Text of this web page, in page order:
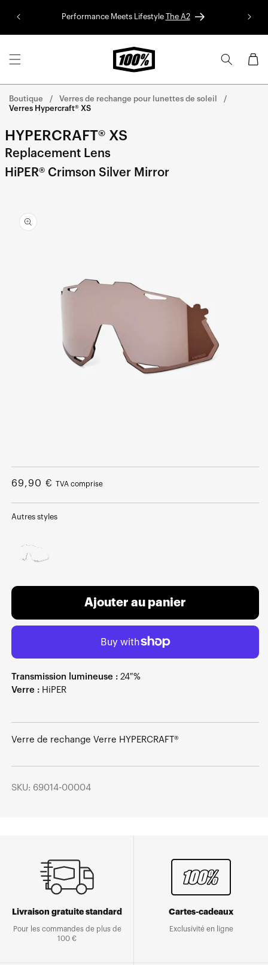
contenu
Performance Meets Lifestyle The A2
Panier
Boutique
Verres de rechange pour lunettes de soleil
Verres Hypercraft® XS
HYPERCRAFT® XS
Replacement Lens
HiPER® Crimson Silver Mirror
informations
sur le
le
média
1
une
fenêtre
modale
Prix
69,90 € TVA comprise
Autres styles
Ajouter au panier
Transmission lumineuse : 24 %
Verre : HiPER
Verre de rechange Verre HYPERCRAFT®
SKU: 69014-00004
Livraison gratuite standard
Pour les commandes de plus de
100 €
Cartes-cadeaux
Exclusivité en ligne